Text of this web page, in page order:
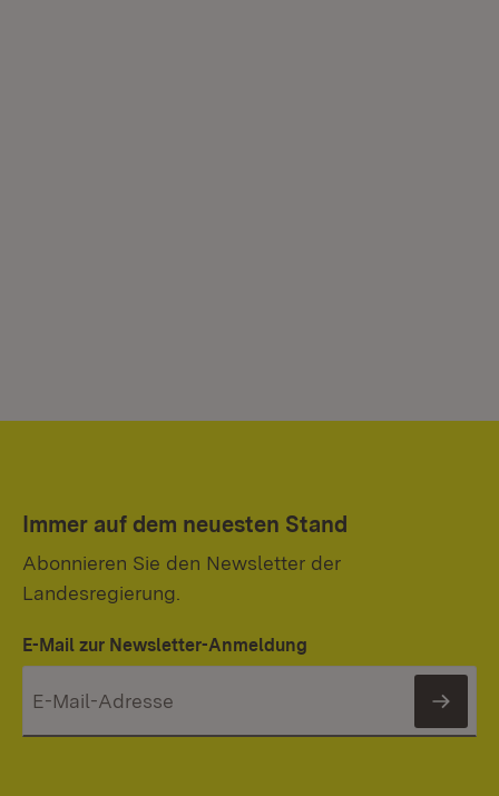
Immer auf dem neuesten Stand
Abonnieren Sie den Newsletter der
Landesregierung.
E-Mail zur Newsletter-Anmeldung